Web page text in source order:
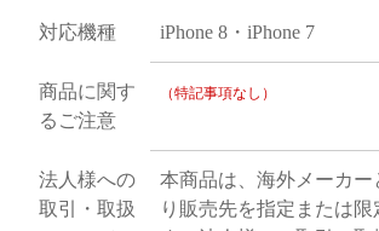
対応機種 iPhone 8・iPhone 7
商品に関す
るご注意
（特記事項なし）
法人様への
取引・取扱
本商品は、海外メーカー
り販売先を指定または限